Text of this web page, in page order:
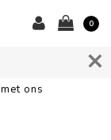
0
ons